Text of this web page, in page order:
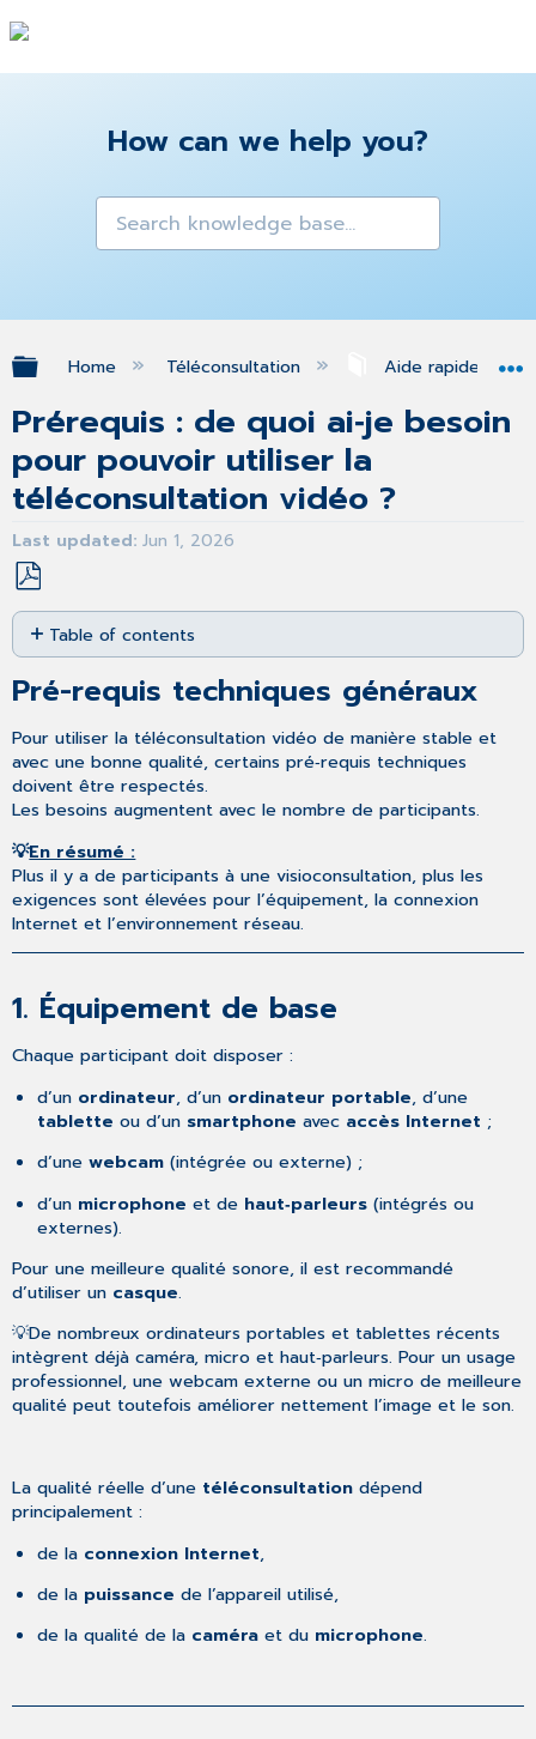
How can we help you?
Expand/collapse global hierarchy
Home Téléconsultation Aide rapide
Prérequis : de quoi ai‑je besoin
pour pouvoir utiliser la
téléconsultation vidéo ?
Last updated Jun 1, 2026
Save
as
PDF
Table of contents
requis
techniques
généraux
1.
Équipement
de
base
2.
Navigateurs
et
Navigateurs
pris
charge
Remarques
importantes
Exigences
système
selon
le
scénario
d’utilisation
3.
Téléconsultation
vidéo
à
2
internet
recommandée
d’exploitation
Matériel
recommandé
(plus
Pré-requis techniques généraux
Pour utiliser la téléconsultation vidéo de manière stable et
avec une bonne qualité, certains pré‑requis techniques
doivent être respectés.
Les besoins augmentent avec le nombre de participants.
💡En résumé :
Plus il y a de participants à une visioconsultation, plus les
exigences sont élevées pour l’équipement, la connexion
Internet et l’environnement réseau.
1. Équipement de base
Chaque participant doit disposer :
d’un ordinateur, d’un ordinateur portable, d’une
tablette ou d’un smartphone avec accès Internet ;
d’une webcam(intégrée ou externe) ;
d’un microphone et de haut‑parleurs (intégrés ou
externes).
Pour une meilleure qualité sonore, il est recommandé
d’utiliser un casque.
💡De nombreux ordinateurs portables et tablettes récents
intègrent déjà caméra, micro et haut‑parleurs. Pour un usage
professionnel, une webcam externe ou un micro de meilleure
qualité peut toutefois améliorer nettement l’image et le son.
La qualité réelle d’une téléconsultation dépend
principalement :
de laconnexion Internet,
de la puissance de l’appareil utilisé,
de la qualité de la caméra et du microphone.